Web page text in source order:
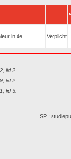
in de
Verplicht
lid 2.
lid 2.
lid 3.
SP :